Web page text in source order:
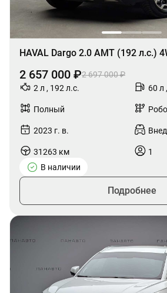
HAVAL Dargo 2.0 AMT (192 л.с.)
2 657 000 ₽2 697 000 ₽
2 л , 192 л.с.
60 л
Полный
2023 г. в.
31263 км
1
В наличии
Подробнее